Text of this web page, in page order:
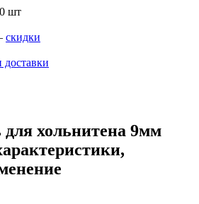
шт
скидки
доставки
для хольнитена 9мм